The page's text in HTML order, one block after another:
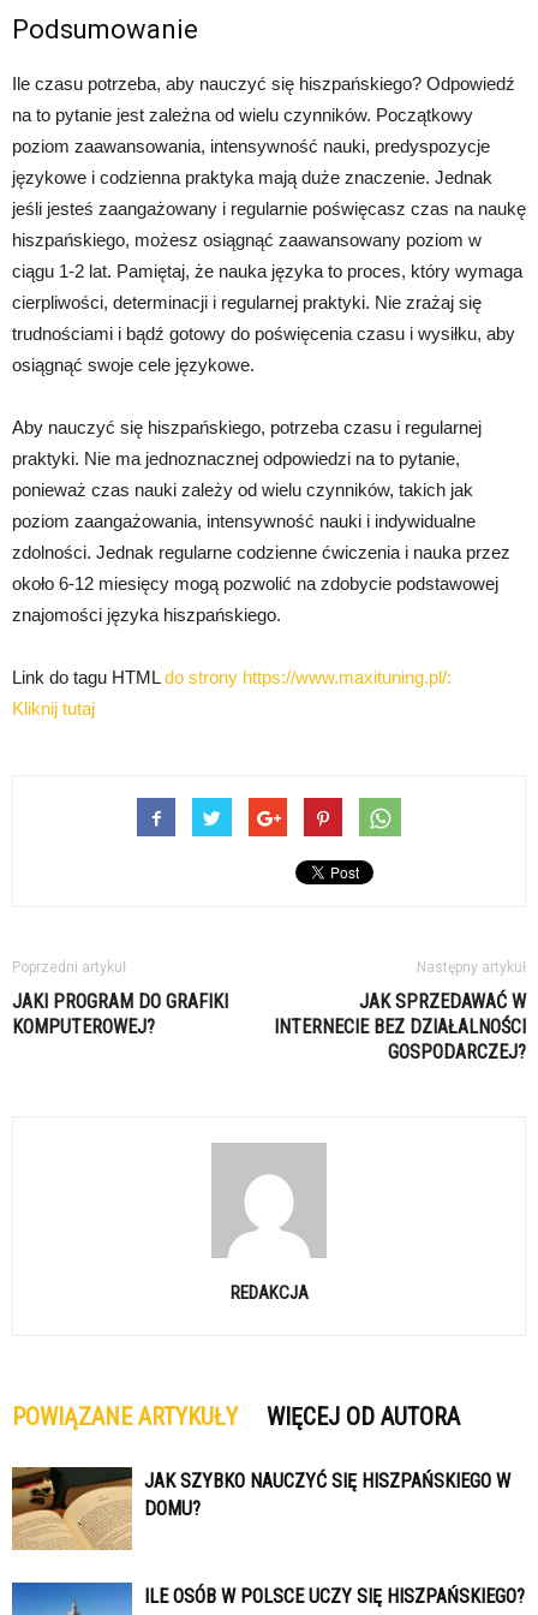
Podsumowanie
Ile czasu potrzeba, aby nauczyć się hiszpańskiego? Odpowiedź
na to pytanie jest zależna od wielu czynników. Początkowy
poziom zaawansowania, intensywność nauki, predyspozycje
językowe i codzienna praktyka mają duże znaczenie. Jednak
jeśli jesteś zaangażowany i regularnie poświęcasz czas na naukę
hiszpańskiego, możesz osiągnąć zaawansowany poziom w
ciągu 1-2 lat. Pamiętaj, że nauka języka to proces, który wymaga
cierpliwości, determinacji i regularnej praktyki. Nie zrażaj się
trudnościami i bądź gotowy do poświęcenia czasu i wysiłku, aby
osiągnąć swoje cele językowe.
Aby nauczyć się hiszpańskiego, potrzeba czasu i regularnej
praktyki. Nie ma jednoznacznej odpowiedzi na to pytanie,
ponieważ czas nauki zależy od wielu czynników, takich jak
poziom zaangażowania, intensywność nauki i indywidualne
zdolności. Jednak regularne codzienne ćwiczenia i nauka przez
około 6-12 miesięcy mogą pozwolić na zdobycie podstawowej
znajomości języka hiszpańskiego.
Link do tagu HTMLdo strony https://www.maxituning.pl/:
Kliknij tutaj
Poprzedni artykuł
JAKI PROGRAM DO GRAFIKI
KOMPUTEROWEJ?
Następny artykuł
JAK SPRZEDAWAĆ W
INTERNECIE BEZ DZIAŁALNOŚCI
GOSPODARCZEJ?
REDAKCJA
POWIĄZANE ARTYKUŁY WIĘCEJ OD AUTORA
JAK SZYBKO NAUCZYĆ SIĘ HISZPAŃSKIEGO W
DOMU?
ILE OSÓB W POLSCE UCZY SIĘ HISZPAŃSKIEGO?